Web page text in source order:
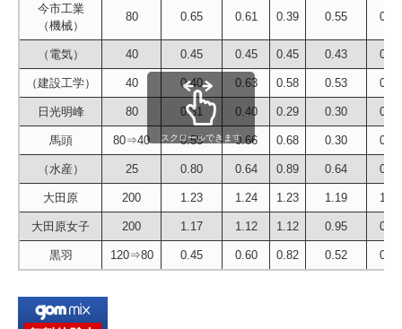
今市工業
（機械）
80 0.65 0.61 0.39 0.55 0.44
（電気） 40 0.45 0.45 0.45 0.43 0.50
（建設工学） 40 0.40 0.63 0.58 0.53 0.60
日光明峰 80 0.31 0.40 0.29 0.30 0.50
馬頭 80⇒40 0.55 0.66 0.68 0.30 0.33
（水産） 25 0.80 0.64 0.89 0.64 0.44
大田原 200 1.23 1.24 1.23 1.19 1.16
大田原女子 200 1.17 1.12 1.12 0.95 0.99
黒羽 120⇒80 0.45 0.60 0.82 0.52 0.69
スクロールできます